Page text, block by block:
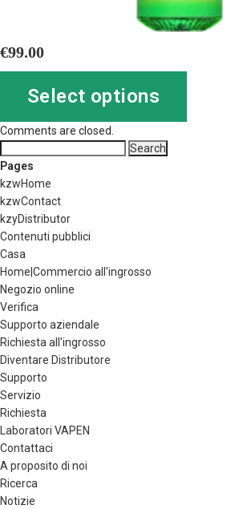
€99.00
Select options
Comments are closed.
for:
Pages
kzwHome
kzwContact
kzyDistributor
Contenuti pubblici
Casa
Home|Commercio all'ingrosso
Negozio online
Verifica
Supporto aziendale
Richiesta all'ingrosso
Diventare Distributore
Supporto
Servizio
Richiesta
Laboratori VAPEN
Contattaci
A proposito di noi
Ricerca
Notizie